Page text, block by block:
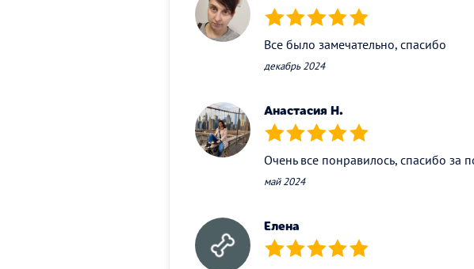
(*) (*) (*) (*) (*)
Все было замечательно, спасибо
декабрь 2024
Анастасия Н.
(*) (*) (*) (*) (*)
Очень все понравилось, спасибо за
май 2024
Елена
(*) (*) (*) (*) (*)